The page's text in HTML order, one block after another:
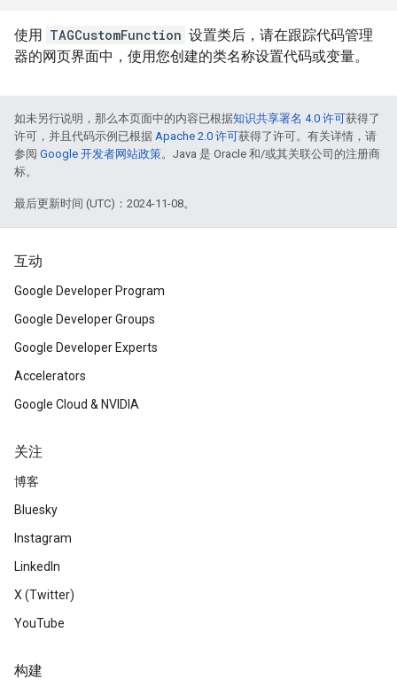
使用 TAGCustomFunction 设置类后，请在跟踪代码管理
器的网页界面中，使用您创建的类名称设置代码或变量。
如未另行说明，那么本页面中的内容已根据知识共享署名 4.0 许可获得了
许可，并且代码示例已根据 Apache 2.0 许可获得了许可。有关详情，请
参阅 Google 开发者网站政策。Java 是 Oracle 和/或其关联公司的注册商
标。
最后更新时间 (UTC)：2024-11-08。
互动
Google Developer Program
Google Developer Groups
Google Developer Experts
Accelerators
Google Cloud & NVIDIA
关注
博客
Bluesky
Instagram
LinkedIn
X (Twitter)
YouTube
构建